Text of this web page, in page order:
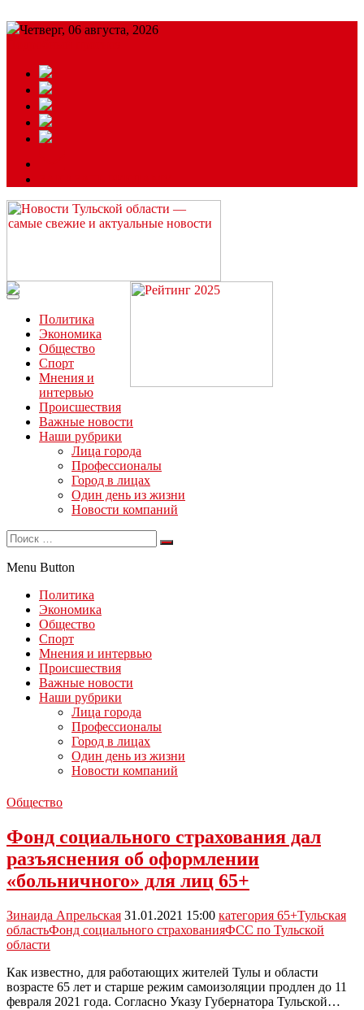
Четверг, 06 августа, 2026
Читайте последние новости дня в Тульской области на сайте
“ЗаНовомосковск”
Политика
Экономика
Общество
Спорт
Мнения и
интервью
Происшествия
Важные новости
Наши рубрики
Лица города
Профессионалы
Город в лицах
Один день из жизни
Новости компаний
Menu Button
Политика
Экономика
Общество
Спорт
Мнения и интервью
Происшествия
Важные новости
Наши рубрики
Лица города
Профессионалы
Город в лицах
Один день из жизни
Новости компаний
Общество
Фонд социального страхования дал
разъяснения об оформлении
«больничного» для лиц 65+
Зинаида Апрельская 31.01.2021 15:00 категория 65+Тульская
областьФонд социального страхованияФСС по Тульской
области
Как известно, для работающих жителей Тулы и области
возрасте 65 лет и старше режим самоизоляции продлен до 11
февраля 2021 года. Согласно Указу Губернатора Тульской…